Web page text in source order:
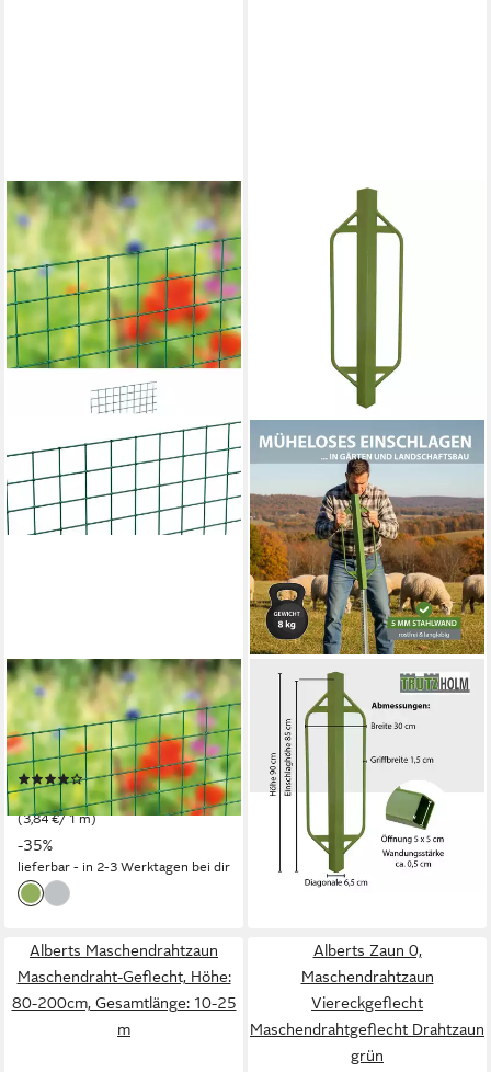
ALBERTS
Schweißgitter, Höhe: 50 und
100 cm, Gesamtlänge: 5 m,
Maschen: 19x19 mm
(5)
ab 19,22 € UVP29,49 €
(3,84 €/ 1 m)
-35%
lieferbar - in 2-3 Werktagen bei dir
TRUTZHOLM
Maschendrahtzaun
Handramme 90 x 30 cm 8 kg
für Z-Profile Pfahlramme
Zaunpfahlramme, (Produkt)
39,99 €
lieferbar - in 2-3 Werktagen bei dir
Alberts Maschendrahtzaun
Maschendraht-Geflecht, Höhe:
80-200cm, Gesamtlänge: 10-25
m
Alberts Zaun 0,
Maschendrahtzaun
Viereckgeflecht
Maschendrahtgeflecht Drahtzaun
grün